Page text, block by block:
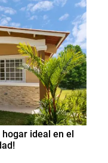
hogar ideal en el